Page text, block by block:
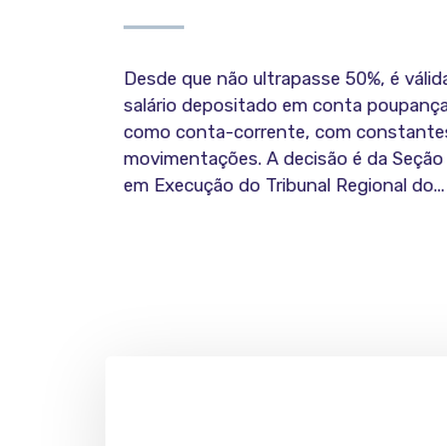
Desde que não ultrapasse 50%, é
salário depositado em conta
como conta-corrente, com
movimentações. A decisão é da
em Execução do Tribunal Regional do...